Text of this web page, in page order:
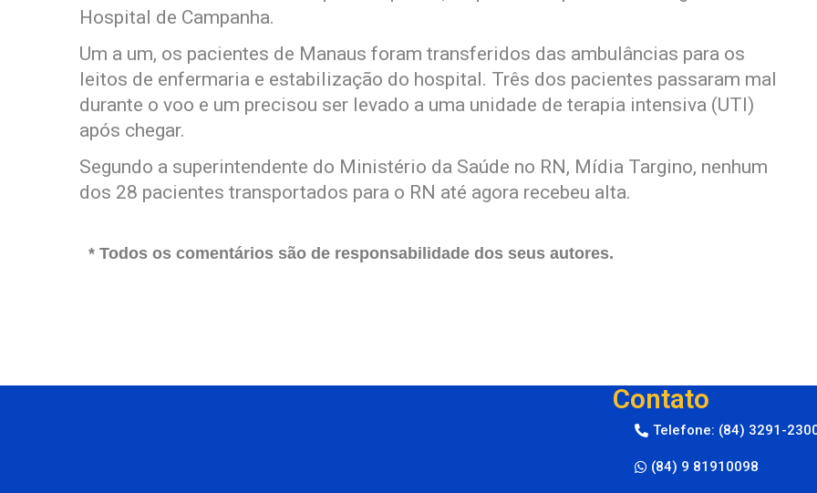
Hospital de Campanha.
Um a um, os pacientes de Manaus foram transferidos das ambulâncias para os
leitos de enfermaria e estabilização do hospital. Três dos pacientes passaram mal
durante o voo e um precisou ser levado a uma unidade de terapia intensiva (UTI)
após chegar.
Segundo a superintendente do Ministério da Saúde no RN, Mídia Targino, nenhum
dos 28 pacientes transportados para o RN até agora recebeu alta.
* Todos os comentários são de responsabilidade dos seus autores.
Contato
Telefone: (84) 3291-
(84) 9 81910098